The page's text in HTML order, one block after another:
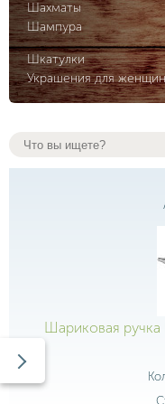
Шахматы
Шампура
Шкатулки
Украшения для женщин
Шариковая ручка